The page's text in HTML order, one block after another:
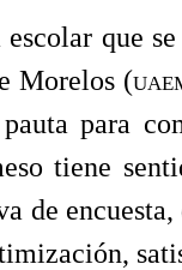
que
Morelos (
para
tiene
de